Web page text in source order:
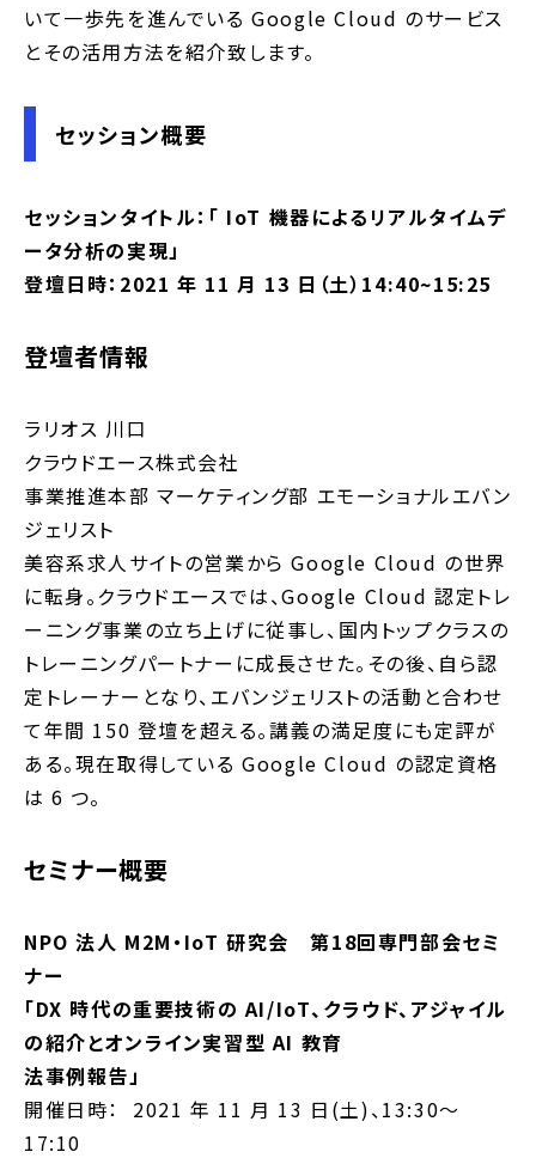
いて一歩先を進んでいる Google Cloud のサービス
とその活用方法を紹介致します。
セッション概要
セッションタイトル：「 IoT 機器によるリアルタイムデ
ータ分析の実現」
登壇日時：2021 年 11 月 13 日（土）14:40~15:25
登壇者情報
ラリオス 川口
クラウドエース株式会社
事業推進本部 マーケティング部 エモーショナルエバン
ジェリスト
美容系求人サイトの営業から Google Cloud の世界
に転身。クラウドエースでは、Google Cloud 認定トレ
ーニング事業の立ち上げに従事し、国内トップクラスの
トレーニングパートナーに成長させた。その後、自ら認
定トレーナーとなり、エバンジェリストの活動と合わせ
て年間 150 登壇を超える。講義の満足度にも定評が
ある。現在取得している Google Cloud の認定資格
は 6 つ。
セミナー概要
NPO 法人 M2M・IoT 研究会 第18回専門部会セミ
ナー
「DX 時代の重要技術の AI/IoT、クラウド、アジャイル
の紹介とオンライン実習型 AI 教育
法事例報告」
開催日時： 2021 年 11 月 13 日(土)、13:30～
17:10